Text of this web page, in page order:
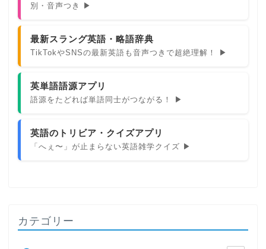
別・音声つき ▶
最新スラング英語・略語辞典
TikTokやSNSの最新英語も音声つきで超絶理解！ ▶
英単語語源アプリ
語源をたどれば単語同士がつながる！ ▶
英語のトリビア・クイズアプリ
「へぇ〜」が止まらない英語雑学クイズ ▶
カテゴリー